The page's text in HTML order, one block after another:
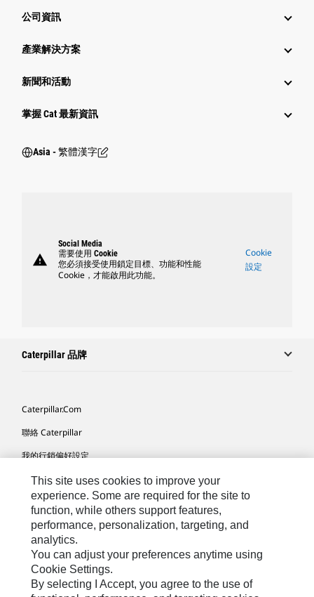
公司資訊
產業解決方案
新聞和活動
掌握 Cat 最新資訊
Asia - 繁體漢字
warning
Social Media
需要使用 Cookie
您必須接受使用鎖定目標、功能和性能
Cookie，才能啟用此功能。
Cookie
設定
Caterpillar 品牌
Caterpillar.com
聯絡 Caterpillar
我的行銷偏好設定
網站地圖
Cookie Settings
法律
隱私權
關於 Cat
This site uses cookies to improve your
experience. Some are required for the site to
function, while others support features,
performance, personalization, targeting, and
analytics.
You can adjust your preferences anytime using
Cookie Settings.
By selecting I Accept, you agree to the use of